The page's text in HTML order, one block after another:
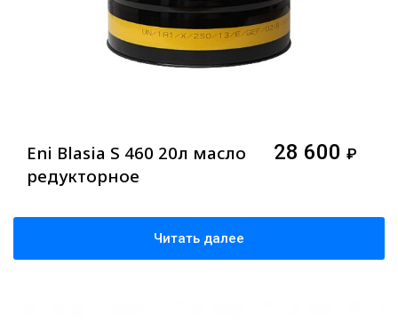
Eni Blasia S 460 20л масло
редукторное
28 600 ₽
Читать далее